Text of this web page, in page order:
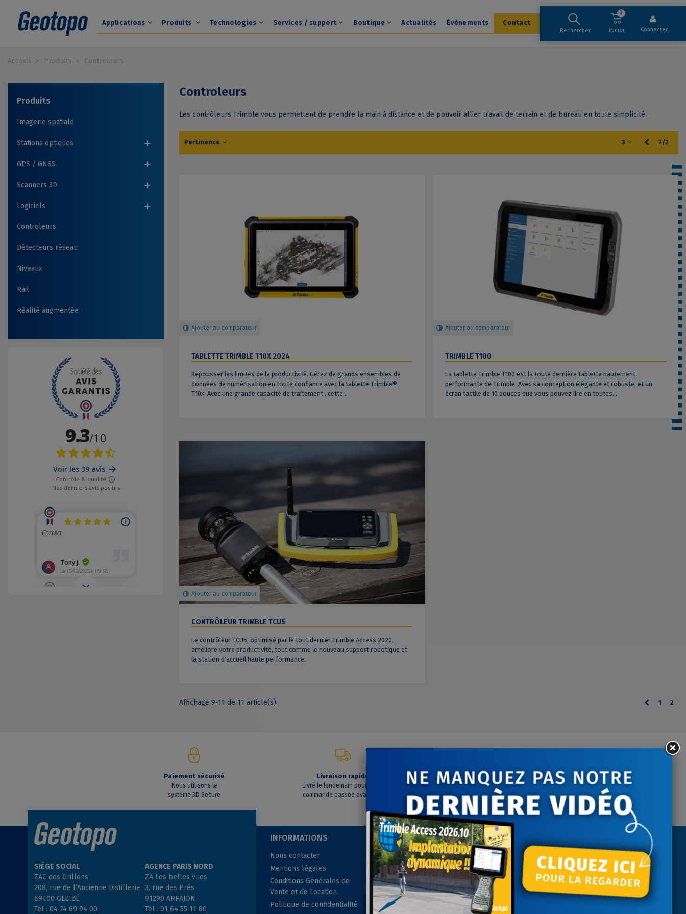
Applications Produits Technologies Services / support Boutique Actualités Évènements Contact
Rechercher Panier
0
Connecter
Accueil > Produits > Controleurs
Produits
Imagerie spatiale
Stations optiques
GPS / GNSS
Scanners 3D
Logiciels
Controleurs
Détecteurs réseau
Niveaux
Rail
Réalité augmentée
Controleurs
Les contrôleurs Trimble vous permettent de prendre la main à distance et de pouvoir allier travail de terrain et de bureau en toute simplicité.
Pertinence 3 Précédent
2/2
Ajouter au comparateur
TABLETTE TRIMBLE T10X 2024
Repousser les limites de la productivité. Gérez de grands ensembles de
données de numérisation en toute confiance avec la tablette Trimble®
T10x. Avec une grande capacité de traitement , cette...
Ajouter au comparateur
TRIMBLE T100
La tablette Trimble T100 est la toute dernière tablette hautement
performante de Trimble. Avec sa conception élégante et robuste, et un
écran tactile de 10 pouces que vous pouvez lire en toutes...
Ajouter au comparateur
CONTRÔLEUR TRIMBLE TCU5
Le contrôleur TCU5, optimisé par le tout dernier Trimble Access 2020,
améliore votre productivité, tout comme le nouveau support robotique et
la station d'accueil haute performance.
Affichage 9-11 de 11 article(s) Précédent
1 2
Paiement sécurisé
Nous utilisons le
système 3D Secure
Livraison rapide
Livré le lendemain pour toute
commande passée avant 14h
Contactez-nous
A votre écoute du lundi au
vendredi
SIÈGE SOCIAL
ZAC des Grillons
208, rue de l’Ancienne Distillerie
69400 GLEIZÉ
Tél : 04 74 69 94 00
AGENCE PARIS NORD
ZA Les belles vues
3, rue des Prés
91290 ARPAJON
Tél : 01 64 55 11 80
SUIVEZ-NOUS
INFORMATIONS
Nous contacter
Mentions légales
Conditions Générales de
Vente et de Location
Politique de confidentialité
NEWSLETTER
Recevez nos actualités
J'accepte les conditions générales et